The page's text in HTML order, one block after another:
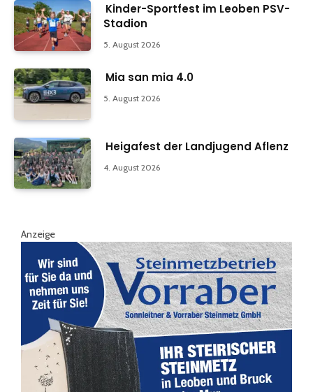
Kinder-Sportfest im Leoben PSV-
Stadion
5. August 2026
Mia san mia 4.0
5. August 2026
Heigafest der Landjugend Aflenz
4. August 2026
Anzeige